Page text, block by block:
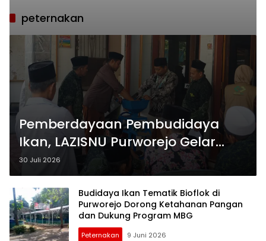
peternakan
Pemberdayaan Pembudidaya
Ikan, LAZISNU Purworejo Gelar
Pelatihan Budidaya Gurame dan
Pembuatan Pelet di Kedungloteng
30 Juli 2026
Budidaya Ikan Tematik Bioflok di
Purworejo Dorong Ketahanan Pangan
dan Dukung Program MBG
Peternakan 9 Juni 2026